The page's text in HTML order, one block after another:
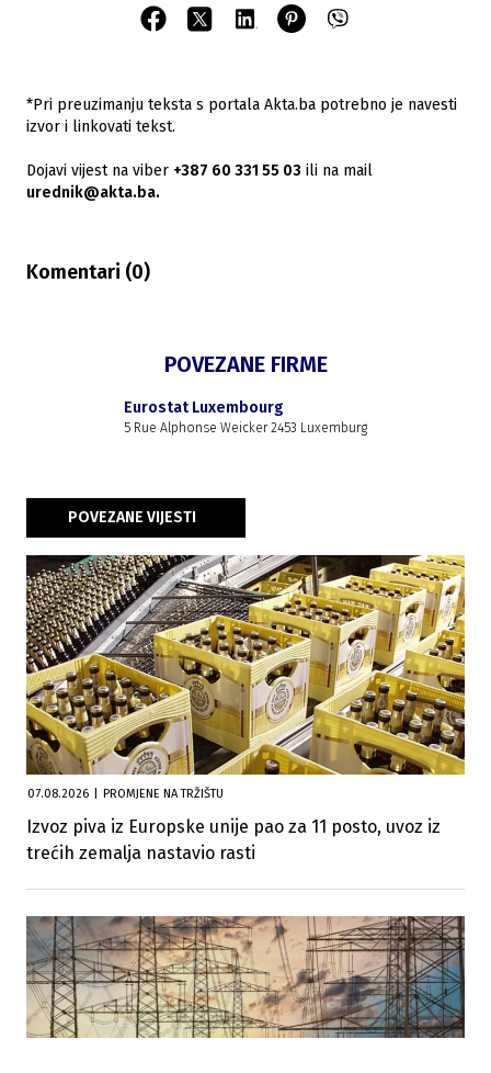
*Pri preuzimanju teksta s portala Akta.ba potrebno je navesti
izvor i linkovati tekst.
Dojavi vijest na viber +387 60 331 55 03 ili na mail
urednik@akta.ba.
Komentari (0)
POVEZANE FIRME
Eurostat Luxembourg
5 Rue Alphonse Weicker 2453 Luxemburg
POVEZANE VIJESTI
07.08.2026 PROMJENE NA TRŽIŠTU
Izvoz piva iz Europske unije pao za 11 posto, uvoz iz
trećih zemalja nastavio rasti